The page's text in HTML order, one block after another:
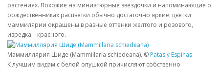
растениях. Похожие на миниатюрные звездочки и напоминающие о
рождественниках расцветки обычно достаточно яркие: цветки
маммилярии окрашены в разные оттенки желтого и розового,
изредка – красного.
Маммиллярия Шиде (Mammillaria schiedeana). © Patas y Espinas
К лучшим видам с белой опушкой причисляют собственно